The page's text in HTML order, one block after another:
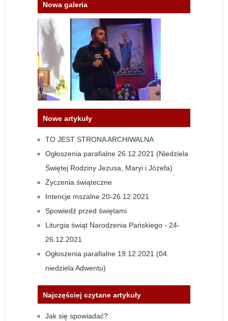
Nowa galeria
Nowe artykuły
TO JEST STRONA ARCHIWALNA
Ogłoszenia parafialne 26.12.2021 (Niedziela
Świętej Rodziny Jezusa, Maryi i Józefa)
Życzenia świąteczne
Intencje mszalne 20-26.12.2021
Spowiedź przed świętami
Liturgia świąt Narodzenia Pańskiego - 24-
26.12.2021
Ogłoszenia parafialne 19.12.2021 (04.
niedziela Adwentu)
Najczęściej czytane artykuły
Jak się spowiadać?